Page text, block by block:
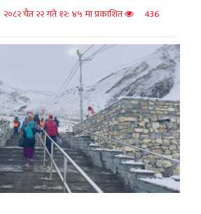
२०८२ चैत २२ गते १२: ४५ मा प्रकाशित
436